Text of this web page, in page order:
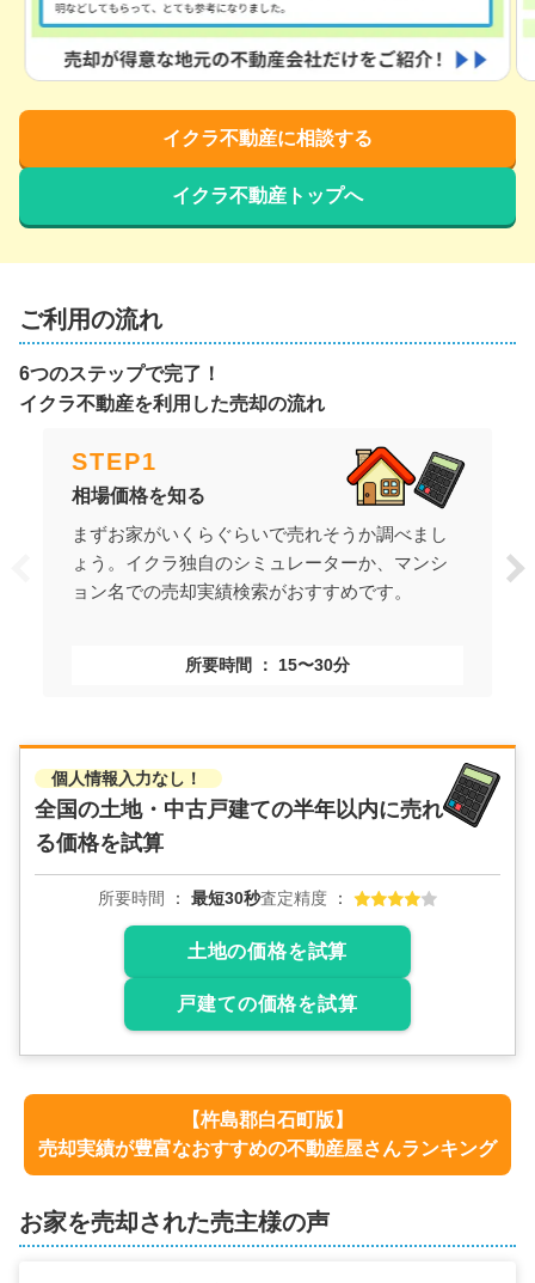
イクラ不動産に相談する
イクラ不動産トップへ
ご利用の流れ
6つのステップで完了！
イクラ不動産を利用した売却の流れ
STEP1
相場価格を知る
まずお家がいくらぐらいで売れそうか調べまし
ょう。イクラ独自のシミュレーターか、マンシ
ョン名での売却実績検索がおすすめです。
所要時間 15〜30分
個人情報入力なし！
全国の土地・中古戸建ての半年以内に売れ
る価格を試算
所要時間 最短30秒査定精度
土地の価格を試算
戸建ての価格を試算
【杵島郡白石町版】
売却実績が豊富なおすすめの不動産屋さんランキング
お家を売却された売主様の声